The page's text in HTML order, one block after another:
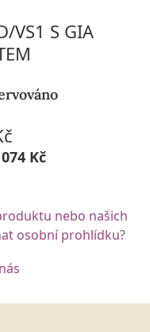
VS1 S GIA
Kč
nebo našich
osobní prohlídku?